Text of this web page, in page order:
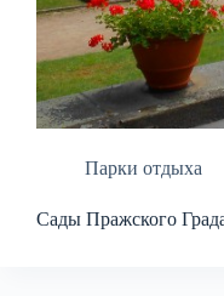
Парки отдыха
Сады Пражского